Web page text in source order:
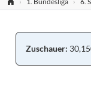
Zuschauer: